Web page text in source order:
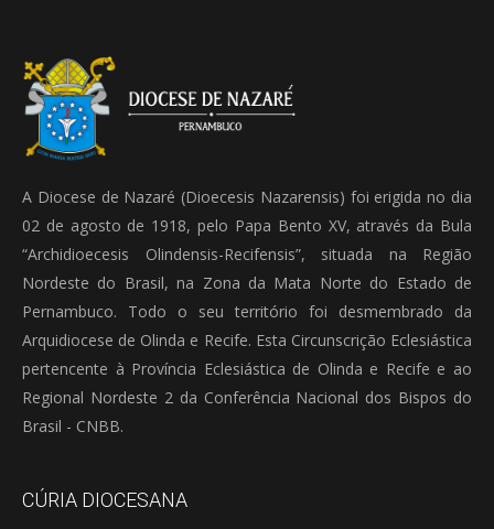
A Diocese de Nazaré (Dioecesis Nazarensis) foi erigida no dia
02 de agosto de 1918, pelo Papa Bento XV, através da Bula
“Archidioecesis Olindensis-Recifensis”, situada na Região
Nordeste do Brasil, na Zona da Mata Norte do Estado de
Pernambuco. Todo o seu território foi desmembrado da
Arquidiocese de Olinda e Recife. Esta Circunscrição Eclesiástica
pertencente à Província Eclesiástica de Olinda e Recife e ao
Regional Nordeste 2 da Conferência Nacional dos Bispos do
Brasil - CNBB.
CÚRIA DIOCESANA